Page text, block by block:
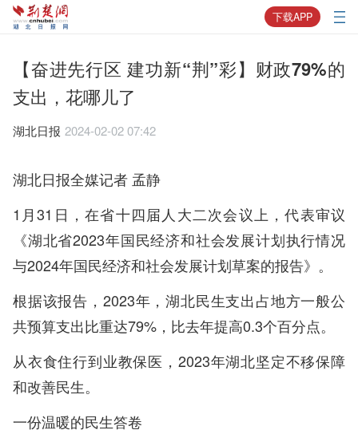
下载APP
【奋进先行区 建功新“荆”彩】财政79%的
支出，花哪儿了
湖北日报 2024-02-02 07:42
湖北日报全媒记者 孟静
1月31日，在省十四届人大二次会议上，代表审议
《湖北省2023年国民经济和社会发展计划执行情况
与2024年国民经济和社会发展计划草案的报告》。
根据该报告，2023年，湖北民生支出占地方一般公
共预算支出比重达79%，比去年提高0.3个百分点。
从衣食住行到业教保医，2023年湖北坚定不移保障
和改善民生。
一份温暖的民生答卷